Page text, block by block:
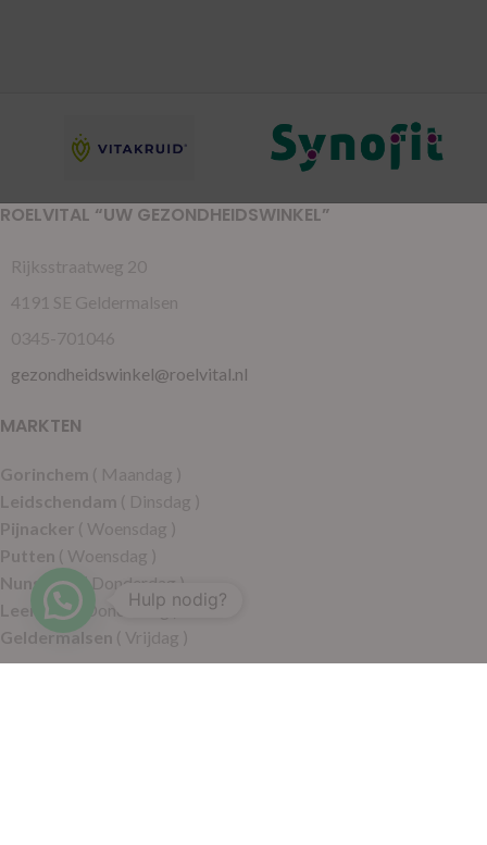
ROELVITAL “UW GEZONDHEIDSWINKEL”
Rijksstraatweg 20
4191 SE Geldermalsen
0345-701046
gezondheidswinkel@roelvital.nl
MARKTEN
Gorinchem ( Maandag )
Leidschendam ( Dinsdag )
Pijnacker ( Woensdag )
Putten ( Woensdag )
Nunspeet ( Donderdag )
Leerdam( Donderdag )
Geldermalsen ( Vrijdag )
Hulp nodig?